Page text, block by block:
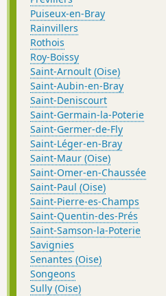
Puiseux-en-Bray
Rainvillers
Rothois
Roy-Boissy
Saint-Arnoult (Oise)
Saint-Aubin-en-Bray
Saint-Deniscourt
Saint-Germain-la-Poterie
Saint-Germer-de-Fly
Saint-Léger-en-Bray
Saint-Maur (Oise)
Saint-Omer-en-Chaussée
Saint-Paul (Oise)
Saint-Pierre-es-Champs
Saint-Quentin-des-Prés
Saint-Samson-la-Poterie
Savignies
Senantes (Oise)
Songeons
Sully (Oise)